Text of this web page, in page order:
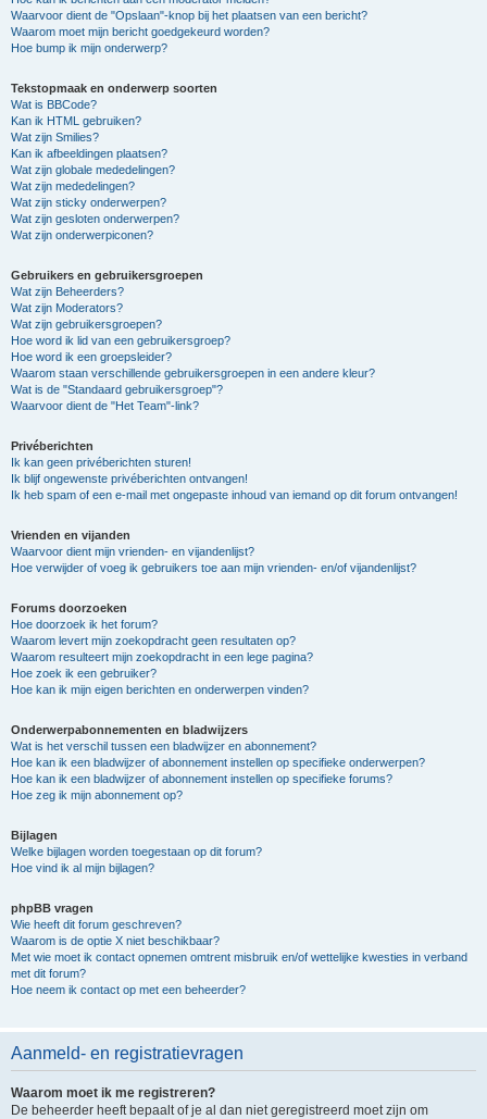
Waarvoor dient de "Opslaan"-knop bij het plaatsen van een bericht?
Waarom moet mijn bericht goedgekeurd worden?
Hoe bump ik mijn onderwerp?
Tekstopmaak en onderwerp soorten
Wat is BBCode?
Kan ik HTML gebruiken?
Wat zijn Smilies?
Kan ik afbeeldingen plaatsen?
Wat zijn globale mededelingen?
Wat zijn mededelingen?
Wat zijn sticky onderwerpen?
Wat zijn gesloten onderwerpen?
Wat zijn onderwerpiconen?
Gebruikers en gebruikersgroepen
Wat zijn Beheerders?
Wat zijn Moderators?
Wat zijn gebruikersgroepen?
Hoe word ik lid van een gebruikersgroep?
Hoe word ik een groepsleider?
Waarom staan verschillende gebruikersgroepen in een andere kleur?
Wat is de "Standaard gebruikersgroep"?
Waarvoor dient de "Het Team"-link?
Privéberichten
Ik kan geen privéberichten sturen!
Ik blijf ongewenste privéberichten ontvangen!
Ik heb spam of een e-mail met ongepaste inhoud van iemand op dit forum ontvangen!
Vrienden en vijanden
Waarvoor dient mijn vrienden- en vijandenlijst?
Hoe verwijder of voeg ik gebruikers toe aan mijn vrienden- en/of vijandenlijst?
Forums doorzoeken
Hoe doorzoek ik het forum?
Waarom levert mijn zoekopdracht geen resultaten op?
Waarom resulteert mijn zoekopdracht in een lege pagina?
Hoe zoek ik een gebruiker?
Hoe kan ik mijn eigen berichten en onderwerpen vinden?
Onderwerpabonnementen en bladwijzers
Wat is het verschil tussen een bladwijzer en abonnement?
Hoe kan ik een bladwijzer of abonnement instellen op specifieke onderwerpen?
Hoe kan ik een bladwijzer of abonnement instellen op specifieke forums?
Hoe zeg ik mijn abonnement op?
Bijlagen
Welke bijlagen worden toegestaan op dit forum?
Hoe vind ik al mijn bijlagen?
phpBB vragen
Wie heeft dit forum geschreven?
Waarom is de optie X niet beschikbaar?
Met wie moet ik contact opnemen omtrent misbruik en/of wettelijke kwesties in verband
met dit forum?
Hoe neem ik contact op met een beheerder?
Aanmeld- en registratievragen
Waarom moet ik me registreren?
De beheerder heeft bepaalt of je al dan niet geregistreerd moet zijn om